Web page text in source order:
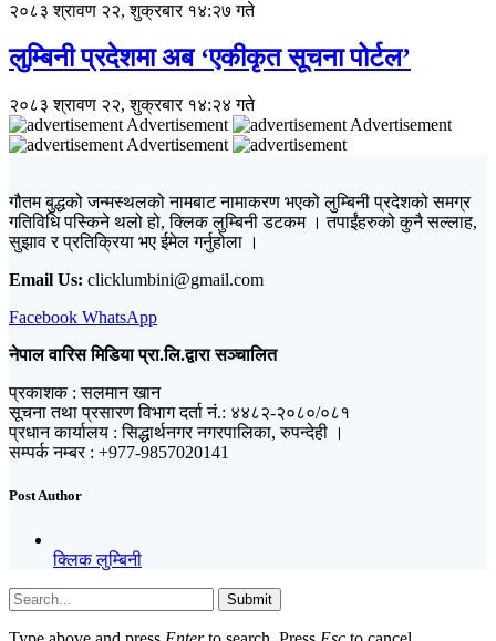
२०८३ श्रावण २२, शुक्रबार १४:२७ गते
लुम्बिनी प्रदेशमा अब ‘एकीकृत सूचना पोर्टल’
२०८३ श्रावण २२, शुक्रबार १४:२४ गते
Advertisement
Advertisement
Advertisement
गौतम बुद्धको जन्मस्थलको नामबाट नामाकरण भएको लुम्बिनी प्रदेशको समग्र
गतिविधि पस्किने थलो हो, क्लिक लुम्बिनी डटकम । तपाईंहरुको कुनै सल्लाह,
सुझाव र प्रतिक्रिया भए ईमेल गर्नुहोला ।
Email Us: clicklumbini@gmail.com
Facebook WhatsApp
नेपाल वारिस मिडिया प्रा.लि.द्वारा सञ्चालित
प्रकाशक : सलमान खान
सूचना तथा प्रसारण विभाग दर्ता नं.: ४४८२-२०८०/०८१
प्रधान कार्यालय : सिद्धार्थनगर नगरपालिका, रुपन्देही ।
सम्पर्क नम्बर : +977-9857020141
Post Author
क्लिक लुम्बिनी
Submit